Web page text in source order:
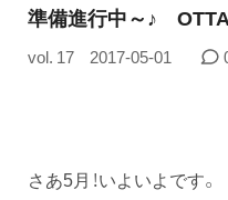
準備進行中～♪
vol. 17 2017-05-01
さあ5月！いよいよです。